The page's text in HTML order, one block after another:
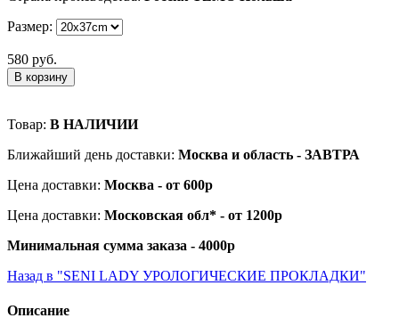
Размер:
580 руб.
В корзину
Товар: В НАЛИЧИИ
Ближайший день доставки: Москва и область - ЗАВТРА
Цена доставки: Москва - от 600р
Цена доставки: Московская обл* - от 1200р
Минимальная сумма заказа - 4000р
Назад в "SENI LADY УРОЛОГИЧЕСКИЕ ПРОКЛАДКИ"
Описание